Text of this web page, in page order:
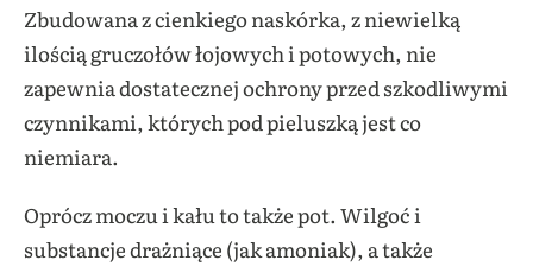
Zbudowana z cienkiego naskórka, z niewielką
ilością gruczołów łojowych i potowych, nie
zapewnia dostatecznej ochrony przed szkodliwymi
czynnikami, których pod pieluszką jest co
niemiara.
Oprócz moczu i kału to także pot. Wilgoć i
substancje drażniące (jak amoniak), a także